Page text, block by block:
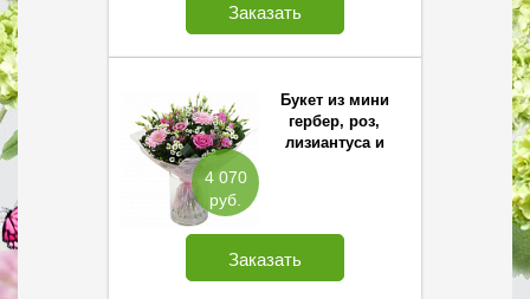
Заказать
4 070
руб.
Букет из мини
гербер, роз,
лизиантуса и
Заказать